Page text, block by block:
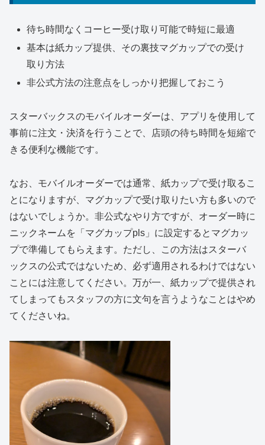
待ち時間なくコーヒー受け取り可能で時短に最適
基本は紙カップ提供、その裏技マグカップでの受け
取り方法
非公式方法の注意点をしっかり把握しておこう
スターバックスのモバイルオーダーは、アプリを使用して
事前に注文・決済を行うことで、店頭の待ち時間を短縮で
きる便利な機能です。
なお、モバイルオーダーでは通常、紙カップで受け取るこ
とになりますが、マグカップで受け取りたい方も多いので
はないでしょうか。非公式なやり方ですが、オーダー時に
ニックネームを「マグカップpls」に設定するとマグカッ
プで準備してもらえます。ただし、この方法はスターバ
ックスの公式ではないため、必ず適用されるわけではない
ことには注意してください。万が一、紙カップで提供され
てしまってもスタッフの方に文句を言うようなことはやめ
てくださいね。